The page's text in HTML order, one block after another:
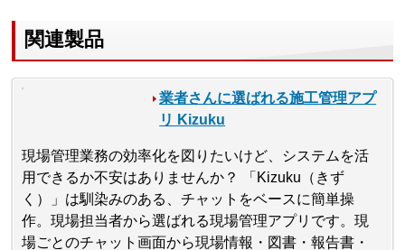
関連製品
業者さんに選ばれる施工管理アプ
リ Kizuku
現場管理業務の効率化を図りたいけど、システムを活
用できるか不安はありませんか？ 「Kizuku（きず
く）」は馴染みのある、チャットをベースに簡単操
作。現場担当者から選ばれる現場管理アプリです。現
場ごとのチャット画面から現場情報・図書・報告書・